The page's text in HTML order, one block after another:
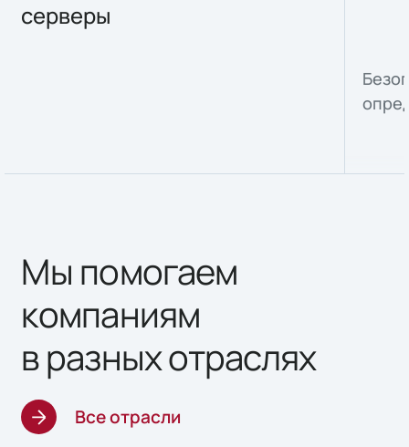
серверы
Мы помогаем
компаниям
в разных отраслях
Все отрасли